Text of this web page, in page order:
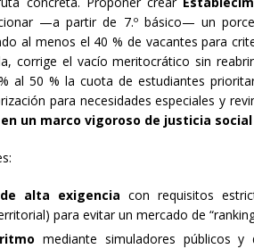
—a partir de 7.º básico— un
al menos el 40 % de vacantes para
corrige el vacío meritocrático sin
al 50 % la cuota de estudiantes
para necesidades especiales y
un marco vigoroso de justicia social
alta exigencia con requisitos
para evitar un mercado de
mediante simuladores públicos